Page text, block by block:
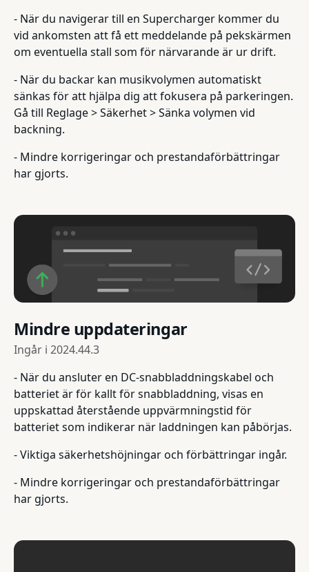
- När du navigerar till en Supercharger kommer du
vid ankomsten att få ett meddelande på pekskärmen
om eventuella stall som för närvarande är ur drift.
- När du backar kan musikvolymen automatiskt
sänkas för att hjälpa dig att fokusera på parkeringen.
Gå till Reglage > Säkerhet > Sänka volymen vid
backning.
- Mindre korrigeringar och prestandaförbättringar
har gjorts.
Mindre uppdateringar
Ingår i 2024.44.3
- När du ansluter en DC-snabbladdningskabel och
batteriet är för kallt för snabbladdning, visas en
uppskattad återstående uppvärmningstid för
batteriet som indikerar när laddningen kan påbörjas.
- Viktiga säkerhetshöjningar och förbättringar ingår.
- Mindre korrigeringar och prestandaförbättringar
har gjorts.